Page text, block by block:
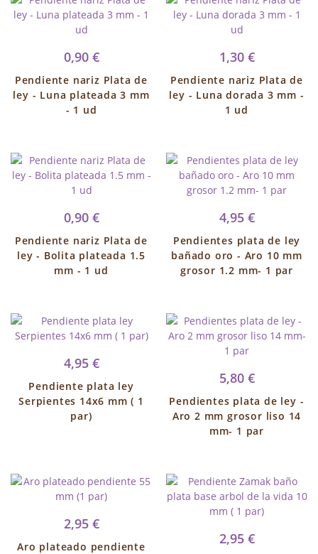
0,90 €
Pendiente nariz Plata de
ley - Luna plateada 3 mm
- 1 ud
1,30 €
Pendiente nariz Plata de
ley - Luna dorada 3 mm -
1 ud
0,90 €
Pendiente nariz Plata de
ley - Bolita plateada 1.5
mm - 1 ud
4,95 €
Pendientes plata de ley
bañado oro - Aro 10 mm
grosor 1.2 mm- 1 par
4,95 €
Pendiente plata ley
Serpientes 14x6 mm ( 1
par)
5,80 €
Pendientes plata de ley -
Aro 2 mm grosor liso 14
mm- 1 par
2,95 €
Aro plateado pendiente
2,95 €